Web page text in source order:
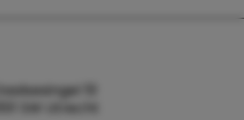
Daalsesingel 51
3511 SW Utrecht